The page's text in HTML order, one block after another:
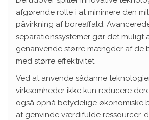
afgørende rolle i at minimere den
påvirkning af boreaffald.
separationssystemer gør det muligt
genanvende større mængder af de
med større effektivitet.
Ved at anvende sådanne
virksomheder ikke kun reducere
også opnå betydelige økonomiske
at genvinde værdifulde ressourcer,